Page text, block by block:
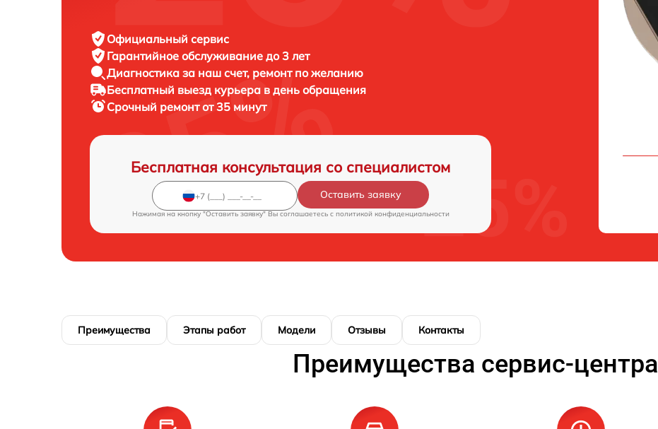
Официальный сервис
Гарантийное обслуживание до 3 лет
Диагностика за наш счет, ремонт по желанию
Бесплатный выезд курьера в день обращения
Срочный ремонтот 35 минут
Бесплатная консультация со специалистом
Оставить заявку
Нажимая на кнопку "Оставить заявку" Вы соглашаетесь c политикой конфиденциальности
Преимущества Этапы работ Модели Отзывы Контакты
Преимущества сервис-центра